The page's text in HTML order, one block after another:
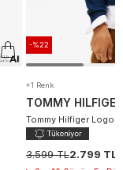
-%22
+1 Renk
TOMMY HILFIGER
Tommy Hilfiger Logo
3.599 TL2.799 TL